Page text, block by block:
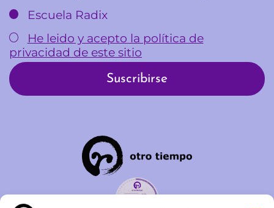
Escuela Radix
He leido y acepto la política de
privacidad de este sitio